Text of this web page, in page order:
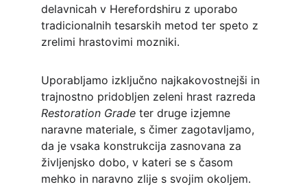
delavnicah v Herefordshiru z uporabo
tradicionalnih tesarskih metod ter speto z
zrelimi hrastovimi mozniki.
Uporabljamo izključno najkakovostnejši in
trajnostno pridobljen zeleni hrast razreda
Restoration Grade ter druge izjemne
naravne materiale, s čimer zagotavljamo,
da je vsaka konstrukcija zasnovana za
življenjsko dobo, v kateri se s časom
mehko in naravno zlije s svojim okoljem.